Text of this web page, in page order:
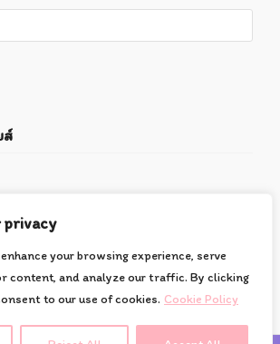
privacy
your browsing experience, serve
content, and analyze our traffic. By clicking
to our use of cookies. Cookie Policy
ส์
ละชำระเงิน